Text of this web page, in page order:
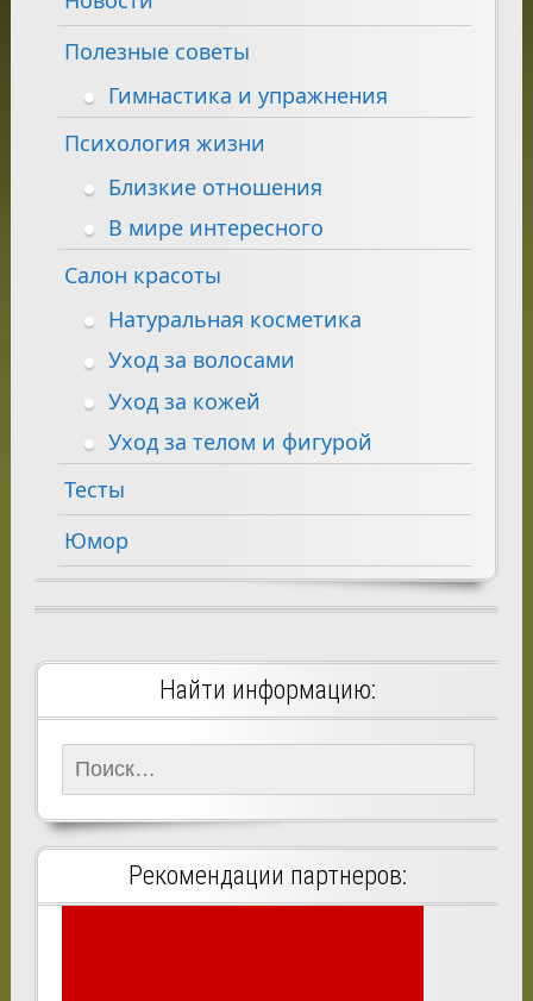
Полезные советы
Гимнастика и упражнения
Психология жизни
Близкие отношения
В мире интересного
Салон красоты
Натуральная косметика
Уход за волосами
Уход за кожей
Уход за телом и фигурой
Тесты
Юмор
Найти информацию:
Найти:
Рекомендации партнеров: